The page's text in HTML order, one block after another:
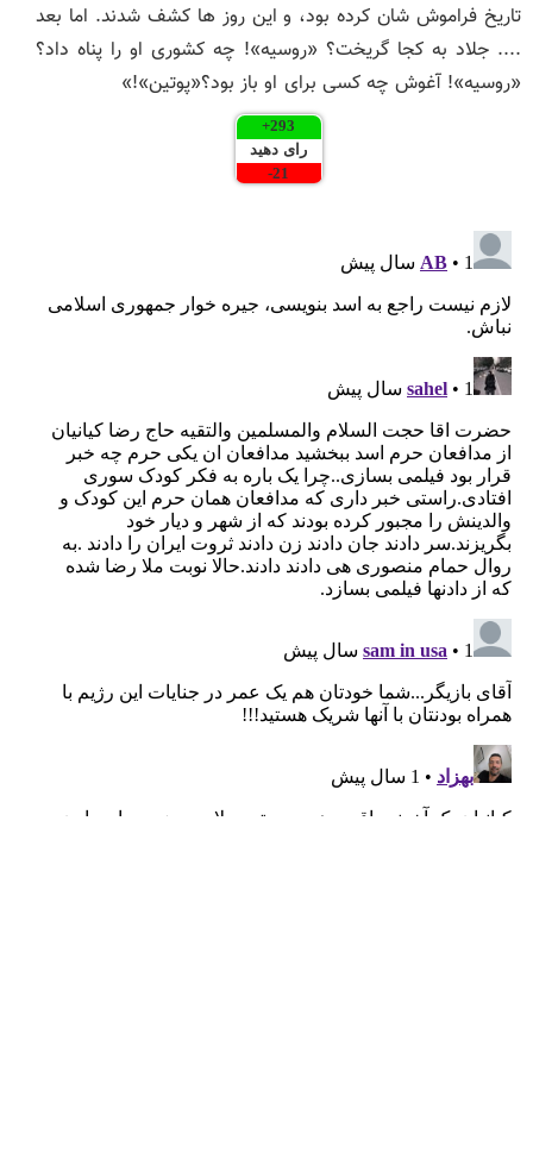
تاریخ فراموش شان کرده بود، و این روز ها کشف شدند. اما بعد
.... جلاد به کجا گریخت؟ «روسیه»! چه کشوری او را پناه داد؟
«روسیه»! آغوش چه کسی برای او باز بود؟«پوتین»!»
293
+
رای دهید
21
-